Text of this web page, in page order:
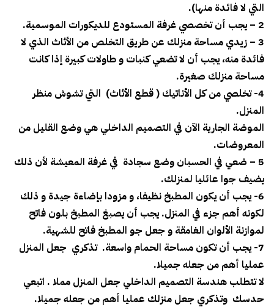
التي لا فائدة منها).
2 – يجب أن تخصصي غرفة المستودع للديكورات الموسمية.
3 – زيدي مساحة منزلك عن طريق التخلص من الأثاث الذي لا
فائدة منه، يجب أن لا تضعي كنبات و طاولات كبيرة إذا كانت
مساحة منزلك صغيرة.
4- تخلصي من كل الأناتيك ( قطع الأثاث) التي تشوش منظر
المنزل.
الموضة الجارية الآن في التصميم الداخلي هي وضع القليل من
المعروضات.
5 – ضعي في الحسبان وضع سجادة في غرفة المعيشة لأن ذلك
يضيف جوا عائليا لمنزلك.
6- يجب أن يكون المطبخ نظيفا، و مزودا بإضاءة جيدة و ذلك
لكونه أهم جزء في المنزل. يجب أن يصبغ المطبخ بلون فاتح
لموازنة الألوان الغامقة و جعل جو المطبخ فاتح للشهية.
7- يجب أن تكون مساحة الحمام واسعة. تذكري جعل المنزل
عمليا أهم من جعله جميلا.
لا تتطلب هندسة التصميم الداخلي جعل المنزل مملا . اتبعي
حدسك وتذكري جعل منزلك عمليا أهم من جعله جميلا.